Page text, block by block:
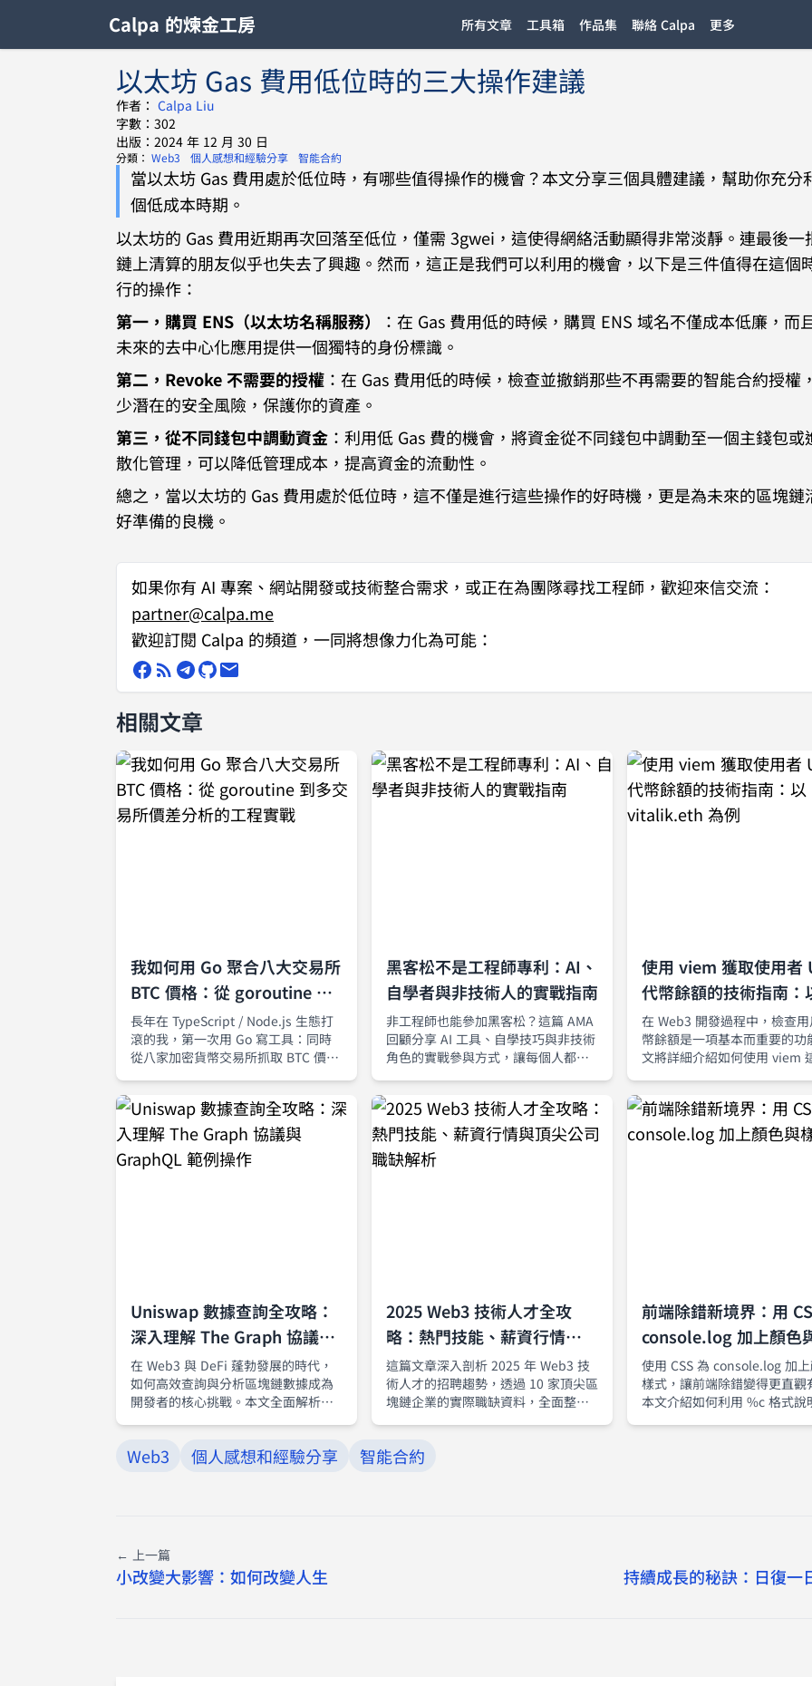
Calpa 的煉金工房 所有文章 工具箱 作品集 聯絡 Calpa 更多
以太坊 Gas 費用低位時的三大操作建議
作者： Calpa Liu
字數：302
出版：2024 年 12 月 30 日
分類： Web3 個人感想和經驗分享 智能合約
當以太坊 Gas 費用處於低位時，有哪些值得操作的機會？本文分享三個具體建議，幫助你充分
個低成本時期。
以太坊的 Gas 費用近期再次回落至低位，僅需 3gwei，這使得網絡活動顯得非常淡靜。連最後一
鏈上清算的朋友似乎也失去了興趣。然而，這正是我們可以利用的機會，以下是三件值得在這個
行的操作：
第一，購買 ENS（以太坊名稱服務）
：在 Gas 費用低的時候，購買 ENS 域名不僅成本低廉，而
未來的去中心化應用提供一個獨特的身份標識。
第二，Revoke 不需要的授權 ：在 Gas 費用低的時候，檢查並撤銷那些不再需要的智能合約授權
少潛在的安全風險，保護你的資產。
第三，從不同錢包中調動資金 ：利用低 Gas 費的機會，將資金從不同錢包中調動至一個主錢包或
散化管理，可以降低管理成本，提高資金的流動性。
總之，當以太坊的 Gas 費用處於低位時，這不僅是進行這些操作的好時機，更是為未來的區塊鏈
好準備的良機。
如果你有 AI 專案、網站開發或技術整合需求 ，或正在為團隊尋找工程師，歡迎來信交流：
partner@calpa.me
歡迎訂閱 Calpa 的頻道，一同將想像力化為可能：
相關文章
我如何用 Go 聚合八大交易所
BTC 價格：從 goroutine 到
多交易所價差分析的工程實戰
長年在 TypeScript / Node.js 生態打
滾的我，第一次用 Go 寫工具：同時
從八家加密貨幣交易所抓取 BTC 價
整拆解我如何用 goroutine 與
channel 建立一套可擴充、可觀測的
行情聚合器。
黑客松不是工程師專利：AI、
自學者與非技術人的實戰指南
非工程師也能參加黑客松？這篇 AMA
回顧分享 AI 工具、自學技巧與非技術
角色的實戰參與方式，讓每個人都能
使用 viem 獲取使用者
代幣餘額的技術指南：
vitalik.eth 為例
在 Web3 開發過程中，檢查
幣餘額是一項基本而重要的功
文將詳細介紹如何使用 viem
們將以知名的以太坊創始人
Buterin 的 ENS 域名
示例，展示完整的實現流程。
Uniswap 數據查詢全攻略：
深入理解 The Graph 協議與
GraphQL 範例操作
在 Web3 與 DeFi 蓬勃發展的時代，
如何高效查詢與分析區塊鏈數據成為
開發者的核心挑戰。本文全面解析
查詢 Uniswap 交易、理解子圖運作、
2025 Web3 技術人才全攻
略：熱門技能、薪資行情與頂
尖公司職缺解析
這篇文章深入剖析 2025 年 Web3 技
術人才的招聘趨勢，透過 10 家頂尖區
塊鏈企業的實際職缺資料，全面整理
包整合、安全審計等領域專業能力的
前端除錯新境界：用
console.log 加上顏色
使用 CSS 為 console.log 加
樣式，讓前端除錯變得更直觀
本文介紹如何利用 %c 格式說
Web3 個人感想和經驗分享 智能合約
← 上一篇
小改變大影響：如何改變人生 持續成長的秘訣：日復一